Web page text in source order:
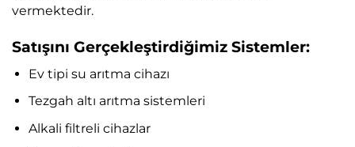
vermektedir.
Satışını Gerçekleştirdiğimiz Sistemler:
Ev tipi su arıtma cihazı
Tezgah altı arıtma sistemleri
Alkali filtreli cihazlar